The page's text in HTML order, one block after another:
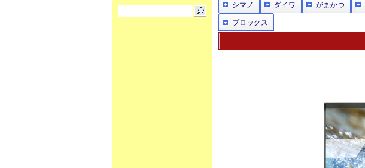
シマノ ダイワ がまかつ
プロックス